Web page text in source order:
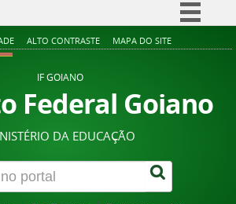
Simplifique!
Acesso à informação
Legislação
Canais
ALTO CONTRASTE MAPA DO SITE
IF GOIANO
Federal Goiano
DA EDUCAÇÃO